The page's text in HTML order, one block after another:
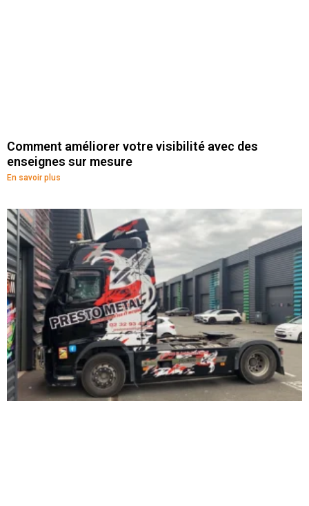
Comment améliorer votre visibilité avec des
enseignes sur mesure
En savoir plus